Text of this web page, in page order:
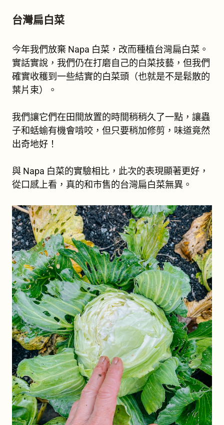
台灣扁白菜
今年我們放棄 Napa 白菜，改而種植台灣扁白菜。
實話實說，我們仍在打磨自己的白菜技藝，但我們
確實收穫到一些結實的白菜頭（也就是不是鬆散的
葉片束）。
我們讓它們在田間放置的時間稍稍久了一點，讓蟲
子和蛞蝓有機會啃咬，但只要稍加修剪，味道竟然
出奇地好！
與 Napa 白菜的實驗相比，此次的表現顯著更好，
從口感上看，真的和市售的台灣扁白菜無異。